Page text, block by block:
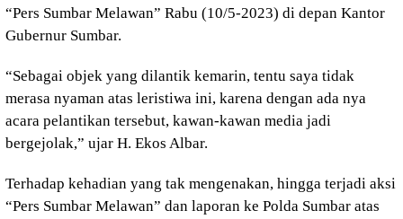
“Pers Sumbar Melawan” Rabu (10/5-2023) di depan Kantor
Gubernur Sumbar.
“Sebagai objek yang dilantik kemarin, tentu saya tidak
merasa nyaman atas leristiwa ini, karena dengan ada nya
acara pelantikan tersebut, kawan-kawan media jadi
bergejolak,” ujar H. Ekos Albar.
Terhadap kehadian yang tak mengenakan, hingga terjadi aksi
“Pers Sumbar Melawan” dan laporan ke Polda Sumbar atas